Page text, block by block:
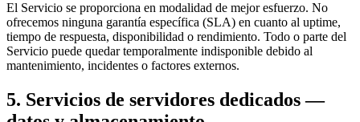
El Servicio se proporciona en modalidad de mejor esfuerzo. No
ofrecemos ninguna garantía específica (SLA) en cuanto al uptime,
tiempo de respuesta, disponibilidad o rendimiento. Todo o parte del
Servicio puede quedar temporalmente indisponible debido al
mantenimiento, incidentes o factores externos.
5. Servicios de servidores dedicados —